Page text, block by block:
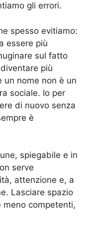
gli errori.
spesso evitiamo:
essere più
sul fatto
più
nome non è un
sociale. Io per
di nuovo senza
è
spiegabile e in
serve
attenzione e, a
Lasciare spazio
meno competenti,